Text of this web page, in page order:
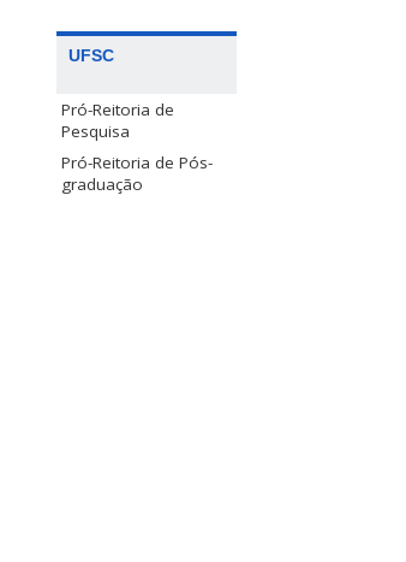
UFSC
Pró-Reitoria de
Pesquisa
Pró-Reitoria de Pós-
graduação